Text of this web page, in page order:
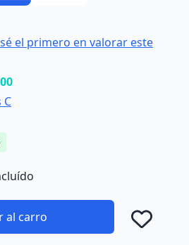
el primero en valorar este
C
al carro